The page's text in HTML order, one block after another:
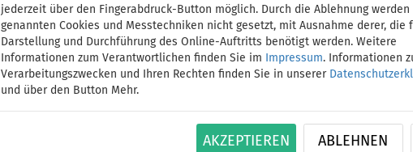
jederzeit über den Fingerabdruck-Button möglich. Durch die Ablehnung werden
genannten Cookies und Messtechniken nicht gesetzt, mit Ausnahme derer, die
Darstellung und Durchführung des Online-Auftritts benötigt werden. Weitere
Informationen zum Verantwortlichen finden Sie im
Impressum. Informationen
Verarbeitungszwecken und Ihren Rechten finden Sie in unserer
und über den Button Mehr.
AKZEPTIEREN ABLEHNEN
Schlauchboot
green mit
VENOM 65 12V